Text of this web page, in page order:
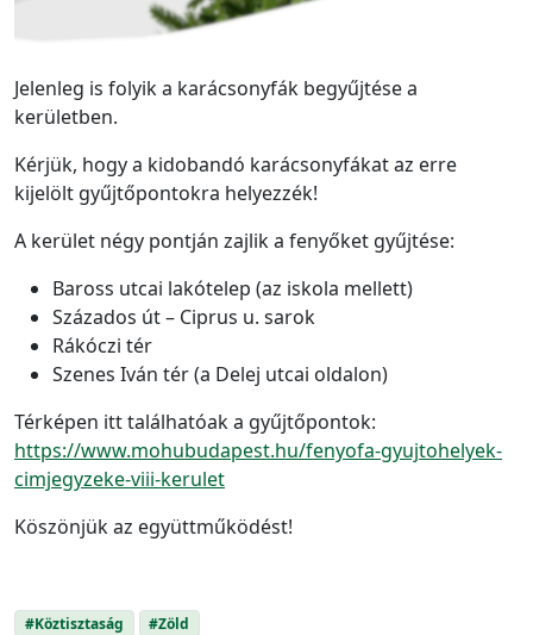
Jelenleg is folyik a karácsonyfák begyűjtése a
kerületben.
Kérjük, hogy a kidobandó karácsonyfákat az erre
kijelölt gyűjtőpontokra helyezzék!
A kerület négy pontján zajlik a fenyőket gyűjtése:
Baross utcai lakótelep (az iskola mellett)
Százados út – Ciprus u. sarok
Rákóczi tér
Szenes Iván tér (a Delej utcai oldalon)
Térképen itt találhatóak a gyűjtőpontok:
https://www.mohubudapest.hu/fenyofa-gyujtohelyek-
cimjegyzeke-viii-kerulet
Köszönjük az együttműködést!
#Köztisztaság #Zöld